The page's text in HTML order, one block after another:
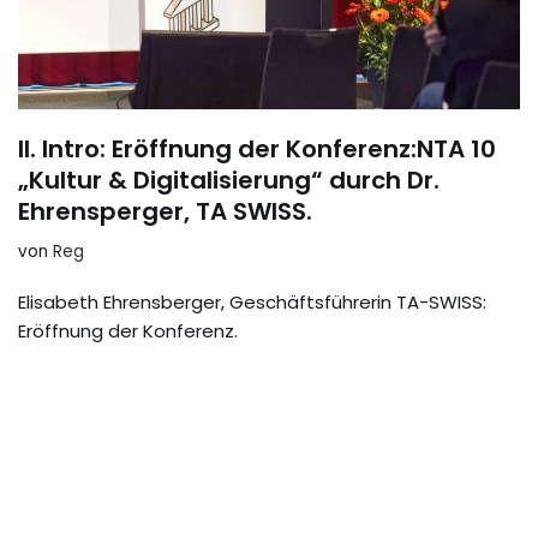
II. Intro: Eröffnung der Konferenz:NTA 10
„Kultur & Digitalisierung“ durch Dr.
Ehrensperger, TA SWISS.
von Reg
Elisabeth Ehrensberger, Geschäftsführerin TA-SWISS:
Eröffnung der Konferenz.